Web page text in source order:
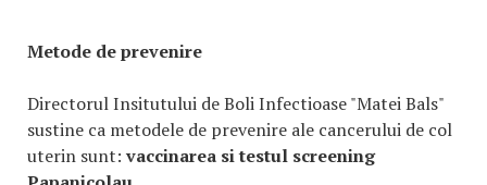
Metode de prevenire
Directorul Insitutului de Boli Infectioase "Matei Bals"
sustine ca metodele de prevenire ale cancerului de col
uterin sunt: vaccinarea si testul screening